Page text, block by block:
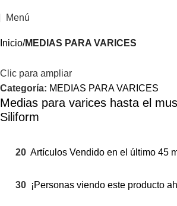
Menú
Inicio MEDIAS PARA VARICES
Clic para ampliar
Categoría: MEDIAS PARA VARICES
Medias para varices hasta el
Siliform
20 Artículos Vendido en el último 45
30 ¡Personas viendo este producto